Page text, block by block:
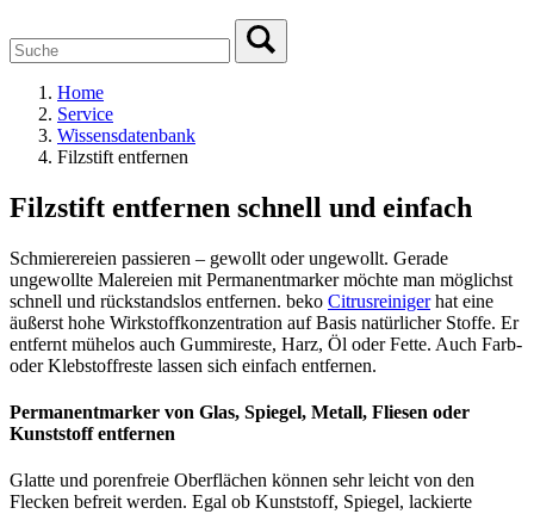
Home
Service
Wissensdatenbank
Filzstift entfernen
Filzstift entfernen schnell und einfach
Schmierereien passieren – gewollt oder ungewollt. Gerade
ungewollte Malereien mit Permanentmarker möchte man möglichst
schnell und rückstandslos entfernen. beko Citrusreinigerhat eine
äußerst hohe Wirkstoffkonzentration auf Basis natürlicher Stoffe. Er
entfernt mühelos auch Gummireste, Harz, Öl oder Fette. Auch Farb-
oder Klebstoffreste lassen sich einfach entfernen.
Permanentmarker von Glas, Spiegel, Metall, Fliesen oder
Kunststoff entfernen
Glatte und porenfreie Oberflächen können sehr leicht von den
Flecken befreit werden. Egal ob Kunststoff, Spiegel, lackierte